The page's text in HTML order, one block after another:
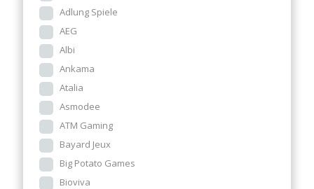
Adlung Spiele
AEG
Albi
Ankama
Atalia
Asmodee
ATM Gaming
Bayard Jeux
Big Potato Games
Bioviva